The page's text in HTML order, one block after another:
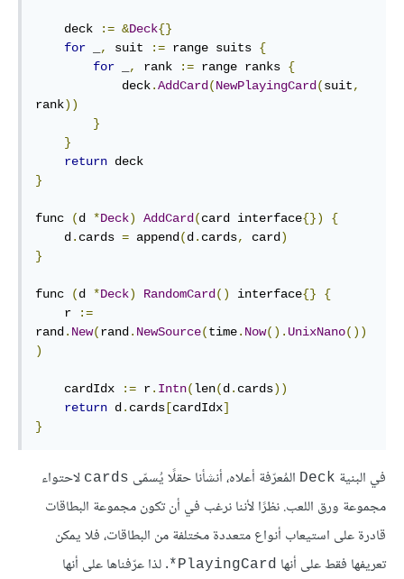
    deck
:= &Deck{}
for
, suit := range suits {
for
, rank := range ranks {
            deck
.AddCard(NewPlayingCard(suit,
rank))
}
}
return
}
func (d *Deck) AddCard(card interface{})
{
    d
. cards = append(d. cards, card)
}
func (d *Deck) RandomCard() interface{}
{
    r
:=
rand. New(rand. NewSource(time. Now(). UnixNano())
)
    cardIdx
:= r. Intn(len(d. cards))
return d. cards [cardIdx]
}
في البنية Deck المُعرّفة أعلاه، أنشأنا حقلًا يُسمّى cards لاحتواء
مجموعة ورق اللعب. نظرًا لأننا نرغب في أن تكون مجموعة البطاقات
قادرة على استيعاب أنواع متعددة مختلفة من البطاقات، فلا يمكن
تعريفها فقط على أنها PlayingCard* . لذا عرّفناها على أنها